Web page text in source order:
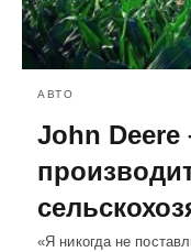
АВТО
John
«Я никогда не